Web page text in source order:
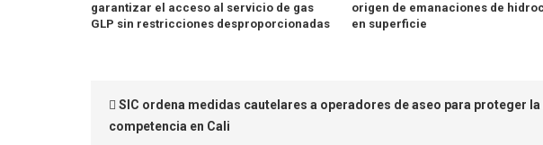
garantizar el acceso al servicio de gas
GLP sin restricciones desproporcionadas
origen de emanaciones de
en superficie
SIC ordena medidas cautelares a operadores de aseo para proteger
competencia en Cali